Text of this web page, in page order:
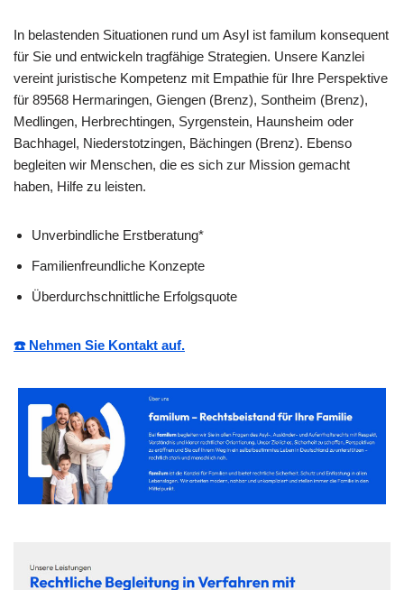
In belastenden Situationen rund um Asyl ist familum konsequent
für Sie und entwickeln tragfähige Strategien. Unsere Kanzlei
vereint juristische Kompetenz mit Empathie für Ihre Perspektive
für 89568 Hermaringen, Giengen (Brenz), Sontheim (Brenz),
Medlingen, Herbrechtingen, Syrgenstein, Haunsheim oder
Bachhagel, Niederstotzingen, Bächingen (Brenz). Ebenso
begleiten wir Menschen, die es sich zur Mission gemacht
haben, Hilfe zu leisten.
Unverbindliche Erstberatung*
Familienfreundliche Konzepte
Überdurchschnittliche Erfolgsquote
☎️ Nehmen Sie Kontakt auf.